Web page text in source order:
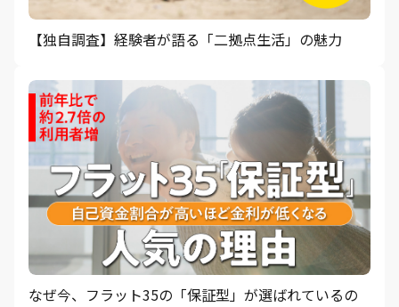
【独自調査】経験者が語る「二拠点生活」の魅力
なぜ今、フラット35の「保証型」が選ばれているの